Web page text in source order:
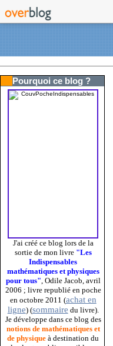
Pourquoi ce blog ?
J'ai créé ce blog lors de la
sortie de mon livre "Les
Indispensables
mathématiques et physiques
pour tous", Odile Jacob, avril
2006 ; livre republié en poche
en octobre 2011 (achat en
ligne) (sommaire du livre).
Je développe dans ce blog des
notions de mathématiques et
de physique à destination du